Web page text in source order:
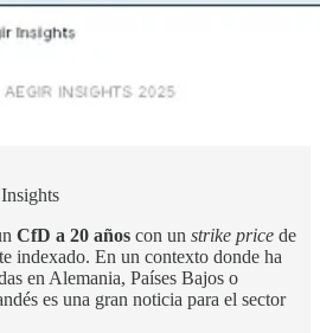
CfD a 20 años con un strike price de
indexado. En un contexto donde ha
en Alemania, Países Bajos o
es una gran noticia para el sector